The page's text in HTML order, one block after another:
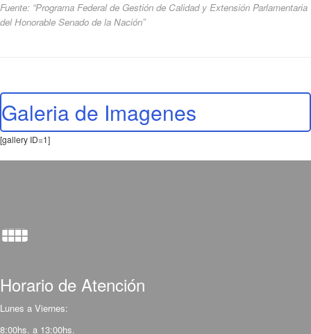
Fuente: “Programa Federal de Gestión de Calidad y Extensión Parlamentaria
del Honorable Senado de la Nación”
Galeria de Imagenes
[gallery ID=1]
Horario de Atención
Lunes a Viernes:
8:00hs. a 13:00hs.